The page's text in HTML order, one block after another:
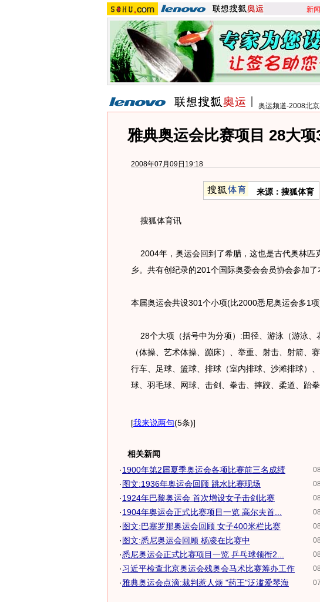
新闻
奥运频道-2008北
雅典奥运会比赛项目 28大
2008年07月09日19:18
来源：搜狐体育
搜狐体育讯
2004年，奥运会回到了希腊，这也是古代奥林匹
乡。共有创纪录的201个国际奥委会会员协会参加了
本届奥运会共设301个小项(比2000悉尼奥运会多1项
28个大项（括号中为分项）:田径、游泳（游泳、
（体操、艺术体操、蹦床）、举重、射击、射箭、
行车、足球、篮球、排球（室内排球、沙滩排球）
球、羽毛球、网球、击剑、拳击、摔跤、柔道、跆
[我来说两句(5条)]
相关新闻
·1900年第2届夏季奥运会各项比赛前三名成绩
·图文:1936年奥运会回顾 跳水比赛现场
·1924年巴黎奥运会 首次增设女子击剑比赛
·1904年奥运会正式比赛项目一览 高尔夫首...
·图文:巴塞罗那奥运会回顾 女子400米栏比赛
·图文:悉尼奥运会回顾 杨凌在比赛中
·悉尼奥运会正式比赛项目一览 乒乓球领衔2...
·习近平检查北京奥运会残奥会马术比赛筹办工作
·雅典奥运会点滴:裁判惹人烦 "药王"泛滥爱琴海